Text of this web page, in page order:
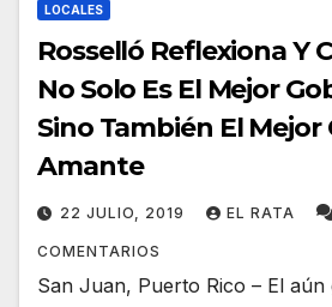
LOCALES
Rosselló Reflexiona Y
No Solo Es El Mejor
Sino También El Mejor
Amante
22 JULIO, 2019 EL RATA
COMENTARIOS
San Juan, Puerto Rico – El